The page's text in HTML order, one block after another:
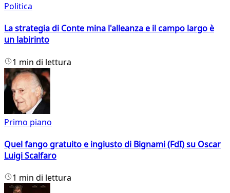
Politica
La strategia di Conte mina l'alleanza e il campo largo è
un labirinto
1 min di lettura
Primo piano
Quel fango gratuito e ingiusto di Bignami (FdI) su Oscar
Luigi Scalfaro
1 min di lettura